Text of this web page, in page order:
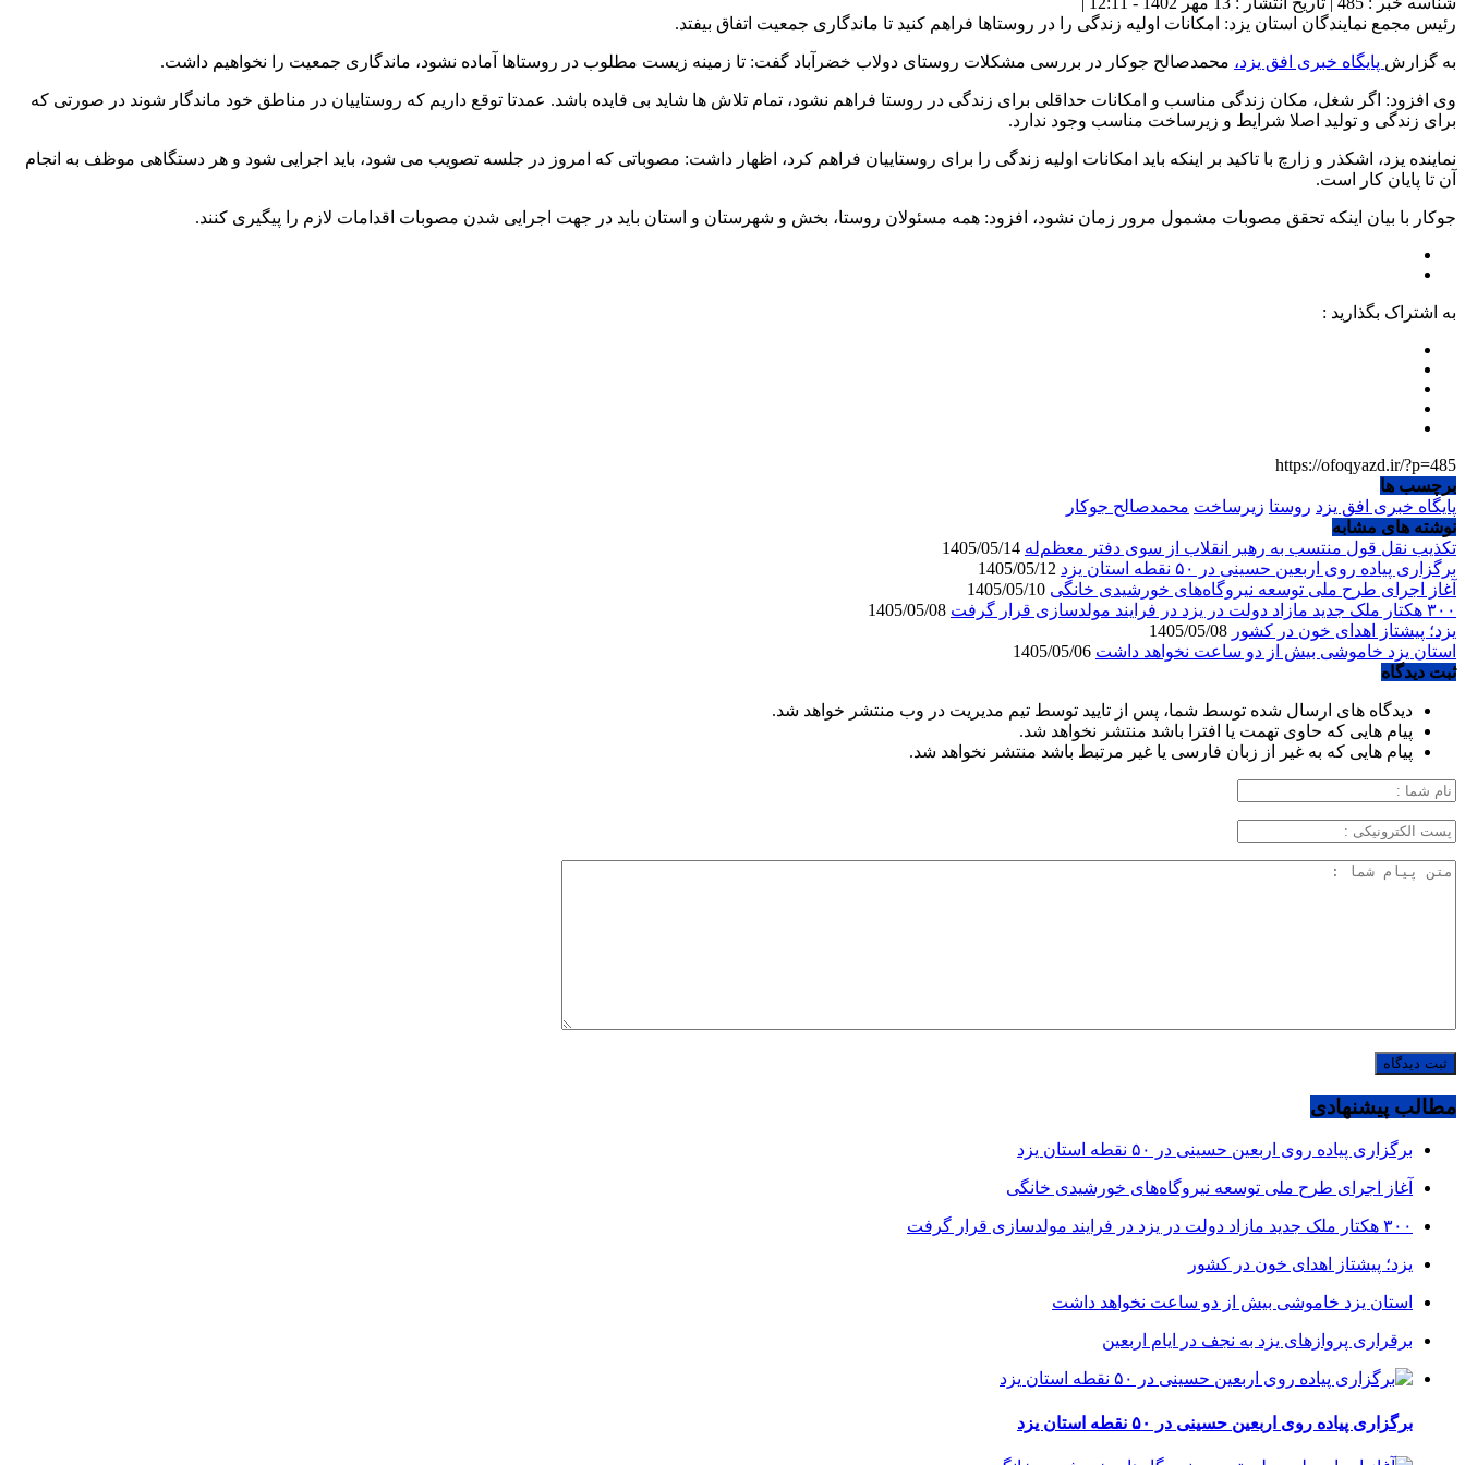
رئیس مجمع نمایندگان استان یزد: امکانات اولیه زندگی را در روستاها فراهم کنید تا ماندگاری جمعیت اتفاق بیفتد.
به گزارش پایگاه خبری افق یزد، محمدصالح جوکار در بررسی مشکلات روستای دولاب خضرآباد گفت: تا زمینه زیست مطلوب در روستاها آماده نشود، ماندگاری جمعیت را نخواهیم داشت.
وی افزود: اگر شغل، مکان زندگی مناسب و امکانات حداقلی برای زندگی در روستا فراهم نشود، تمام تلاش ها شاید بی فایده باشد. عمدتا توقع داریم که روستاییان در مناطق خود ماندگار شوند در صورتی که
برای زندگی و تولید اصلا شرایط و زیرساخت مناسب وجود ندارد.
نماینده یزد، اشکذر و زارچ با تاکید بر اینکه باید امکانات اولیه زندگی را برای روستاییان فراهم کرد، اظهار داشت: مصوباتی که امروز در جلسه تصویب می شود، باید اجرایی شود و هر دستگاهی موظف به انجام
آن تا پایان کار است.
جوکار با بیان اینکه تحقق مصوبات مشمول مرور زمان نشود، افزود: همه مسئولان روستا، بخش و شهرستان و استان باید در جهت اجرایی شدن مصوبات اقدامات لازم را پیگیری کنند.
به اشتراک بگذارید :
https://ofoqyazd.ir/?p=485
برچسب ها
پایگاه خبری افق یزد روستا زیرساخت محمدصالح جوکار
نوشته های مشابه
تکذیب نقل قول منتسب به رهبر انقلاب از سوی دفتر معظم‌له
برگزاری پیاده روی اربعین حسینی در ۵۰ نقطه استان یزد
آغاز اجرای طرح ملی توسعه نیروگاه‌های خورشیدی خانگی
۳۰۰ هکتار ملک جدید مازاد دولت در یزد در فرایند مولدسازی قرار گرفت
یزد؛ پیشتاز اهدای خون در کشور
استان یزد خاموشی بیش از دو ساعت نخواهد داشت
ثبت دیدگاه
دیدگاه های ارسال شده توسط شما، پس از تایید توسط تیم مدیریت در وب منتشر خواهد شد.
پیام هایی که حاوی تهمت یا افترا باشد منتشر نخواهد شد.
پیام هایی که به غیر از زبان فارسی یا غیر مرتبط باشد منتشر نخواهد شد.
مطالب پیشنهادی
برگزاری پیاده روی اربعین حسینی در ۵۰ نقطه استان یزد
آغاز اجرای طرح ملی توسعه نیروگاه‌های خورشیدی خانگی
۳۰۰ هکتار ملک جدید مازاد دولت در یزد در فرایند مولدسازی قرار گرفت
یزد؛ پیشتاز اهدای خون در کشور
استان یزد خاموشی بیش از دو ساعت نخواهد داشت
برقراری پرواز‌های یزد به نجف در ایام اربعین
برگزاری پیاده روی اربعین حسینی در ۵۰ نقطه استان یزد